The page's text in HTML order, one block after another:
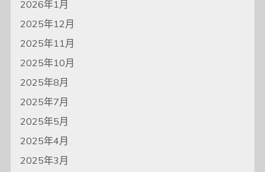
2026年1月
2025年12月
2025年11月
2025年10月
2025年8月
2025年7月
2025年5月
2025年4月
2025年3月